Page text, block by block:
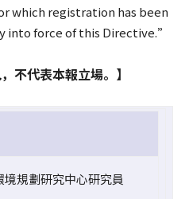
which registration has been
force of this Directive.”
不代表本報立場。】
規劃研究中心研究員